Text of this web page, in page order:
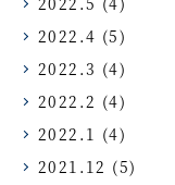
2022.4 (5)
2022.3 (4)
2022.2 (4)
2022.1 (4)
2021.12 (5)